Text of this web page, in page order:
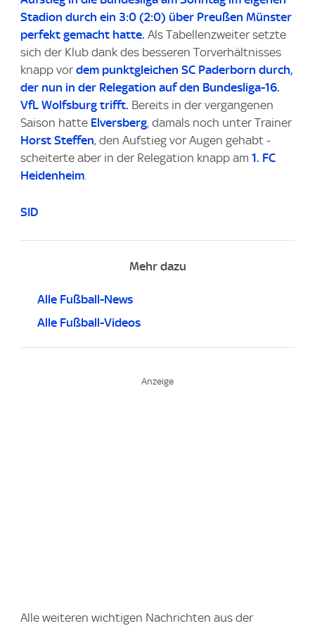
Stadion durch ein 3:0 (2:0) über Preußen Münster
perfekt gemacht hatte. Als Tabellenzweiter setzte
sich der Klub dank des besseren Torverhältnisses
knapp vor dem punktgleichen SC Paderborn durch,
der nun in der Relegation auf den Bundesliga-16.
VfL Wolfsburg trifft. Bereits in der vergangenen
Saison hatte Elversberg, damals noch unter Trainer
Horst Steffen, den Aufstieg vor Augen gehabt -
scheiterte aber in der Relegation knapp am 1. FC
Heidenheim.
SID
Mehr dazu
Alle Fußball-News
Alle Fußball-Videos
Alle weiteren wichtigen Nachrichten aus der